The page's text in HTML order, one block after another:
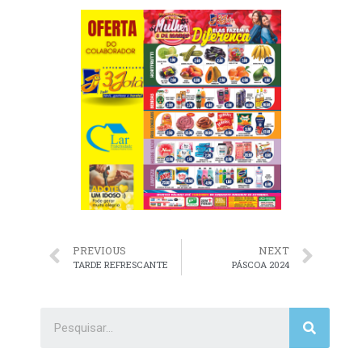
PREVIOUS
TARDE REFRESCANTE
NEXT
PÁSCOA 2024